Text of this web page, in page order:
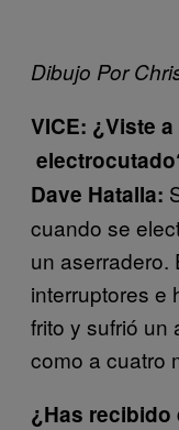
Dibujo Por
VICE: ¿Viste
Dave Hatalla:
cuando se
un aserradero.
interruptores e
frito y sufrió un
como a cuatro
¿Has